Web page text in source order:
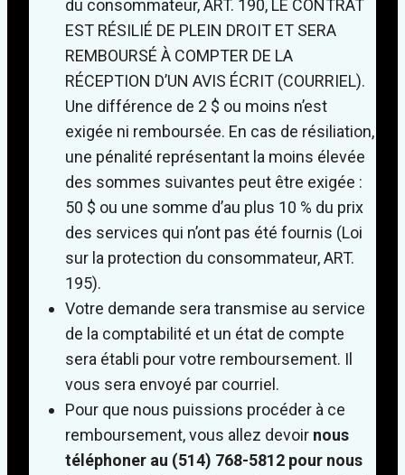
du consommateur, ART. 190, LE CONTRAT
EST RÉSILIÉ DE PLEIN DROIT ET SERA
REMBOURSÉ À COMPTER DE LA
RÉCEPTION D’UN AVIS ÉCRIT (COURRIEL).
Une différence de 2 $ ou moins n’est
exigée ni remboursée. En cas de résiliation,
une pénalité représentant la moins élevée
des sommes suivantes peut être exigée :
50 $ ou une somme d’au plus 10 % du prix
des services qui n’ont pas été fournis (Loi
sur la protection du consommateur, ART.
195).
Votre demande sera transmise au service
de la comptabilité et un état de compte
sera établi pour votre remboursement. Il
vous sera envoyé par courriel.
Pour que nous puissions procéder à ce
remboursement, vous allez devoir nous
téléphoner au (514) 768-5812 pour nous